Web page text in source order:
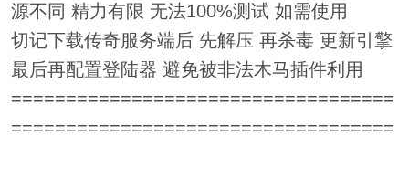
源不同 精力有限 无法100%测试 如需使用
切记下载传奇服务端后 先解压 再杀毒 更新引擎
最后再配置登陆器 避免被非法木马插件利用
===================================
===================================